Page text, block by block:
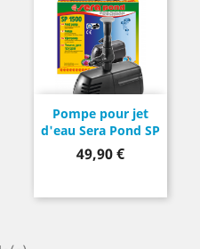
Pompe pour jet
d'eau Sera Pond SP
Prix
49,90 €